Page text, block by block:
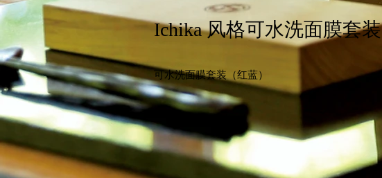
Ichika 风格可水洗面膜套装
可水洗面膜套装（红蓝）